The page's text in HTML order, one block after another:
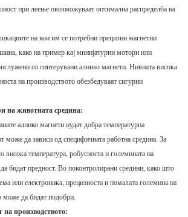
при леење овозможуваат оптимална распределба на
на кои им се потребни прецизни магнетни
како на пример кај минијатурни мотори или
со синтерувани алнико магнети. Нивната висока
на производството обезбедуваат сигурни
на животната средина:
алнико магнети нудат добра температурна
може да зависи од специфичната работна средина. За
висока температура, робусноста и големината на
бидат предност. Во поконтролирани средини, како што
или електроника, прецизноста и помалата големина на
може да бидат подобри.
производството: